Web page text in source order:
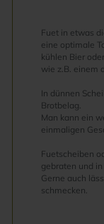
Fuet in etwas
eine optimale
kühlen Bier
wie z.B. einem
In dünnen
Brotbelag.
Man kann ein
einmaligen
Fuetscheiben
gebraten und
Gerne auch
schmecken.